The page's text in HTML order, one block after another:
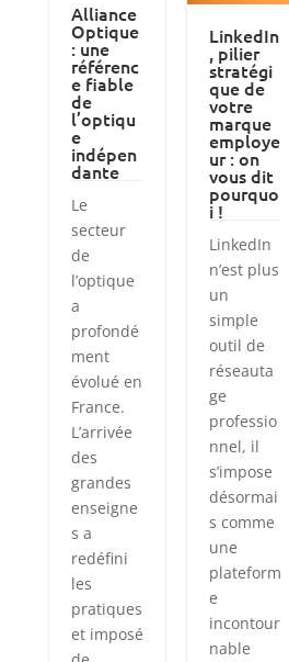
Alliance
Optique
: une
référenc
e fiable
de
l’optiqu
e
indépen
dante
Le
secteur
de
l’optique
a
profondé
ment
évolué en
France.
L’arrivée
des
grandes
enseigne
s a
redéfini
les
pratiques
et imposé
LinkedIn
, pilier
stratégi
que de
votre
marque
employe
ur : on
vous dit
pourquo
i !
LinkedIn
n’est plus
un
simple
outil de
réseauta
ge
professio
nnel, il
s’impose
désormai
s comme
une
plateform
e
incontour
nable